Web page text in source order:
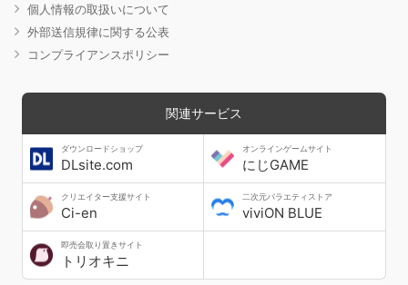
個人情報の取扱いについて
外部送信規律に関する公表
コンプライアンスポリシー
関連サービス
ダウンロードショップ
DLsite.com
オンラインゲームサイト
にじGAME
クリエイター支援サイト
Ci-en
二次元バラエティストア
viviON BLUE
即売会取り置きサイト
トリオキニ